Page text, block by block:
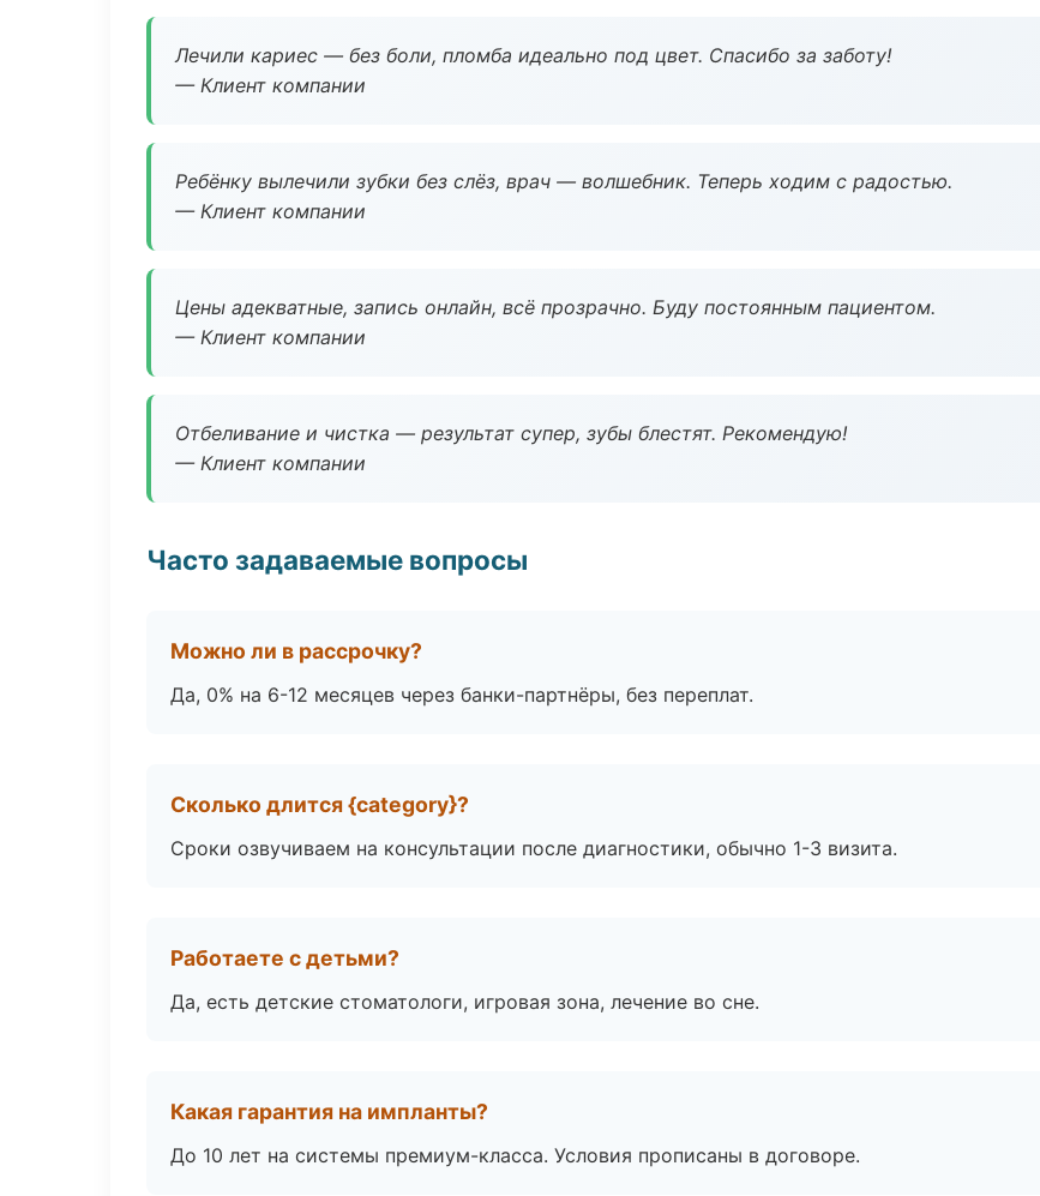
Лечили кариес — без боли, пломба идеально под цвет. Спасибо за заботу!
— Клиент компании
Ребёнку вылечили зубки без слёз, врач — волшебник. Теперь ходим с радостью.
— Клиент компании
Цены адекватные, запись онлайн, всё прозрачно. Буду постоянным пациентом.
— Клиент компании
Отбеливание и чистка — результат супер, зубы блестят. Рекомендую!
— Клиент компании
Часто задаваемые вопросы
Можно ли в рассрочку?
Да, 0% на 6-12 месяцев через банки-партнёры, без переплат.
Сколько длится {category}?
Сроки озвучиваем на консультации после диагностики, обычно 1-3 визита.
Работаете с детьми?
Да, есть детские стоматологи, игровая зона, лечение во сне.
Какая гарантия на импланты?
До 10 лет на системы премиум-класса. Условия прописаны в договоре.